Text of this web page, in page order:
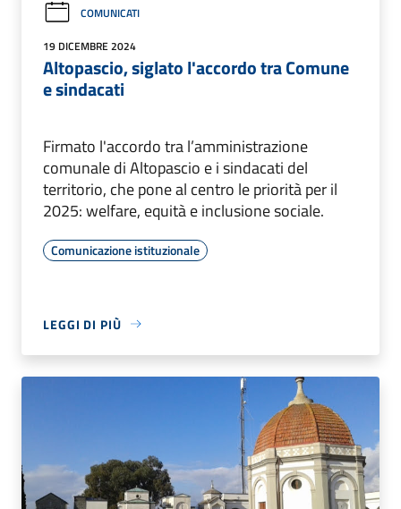
COMUNICATI
19 DICEMBRE 2024
Altopascio, siglato l'accordo tra Comune
e sindacati
Firmato l'accordo tra l’amministrazione
comunale di Altopascio e i sindacati del
territorio, che pone al centro le priorità per il
2025: welfare, equità e inclusione sociale.
Comunicazione istituzionale
LEGGI DI PIÙ